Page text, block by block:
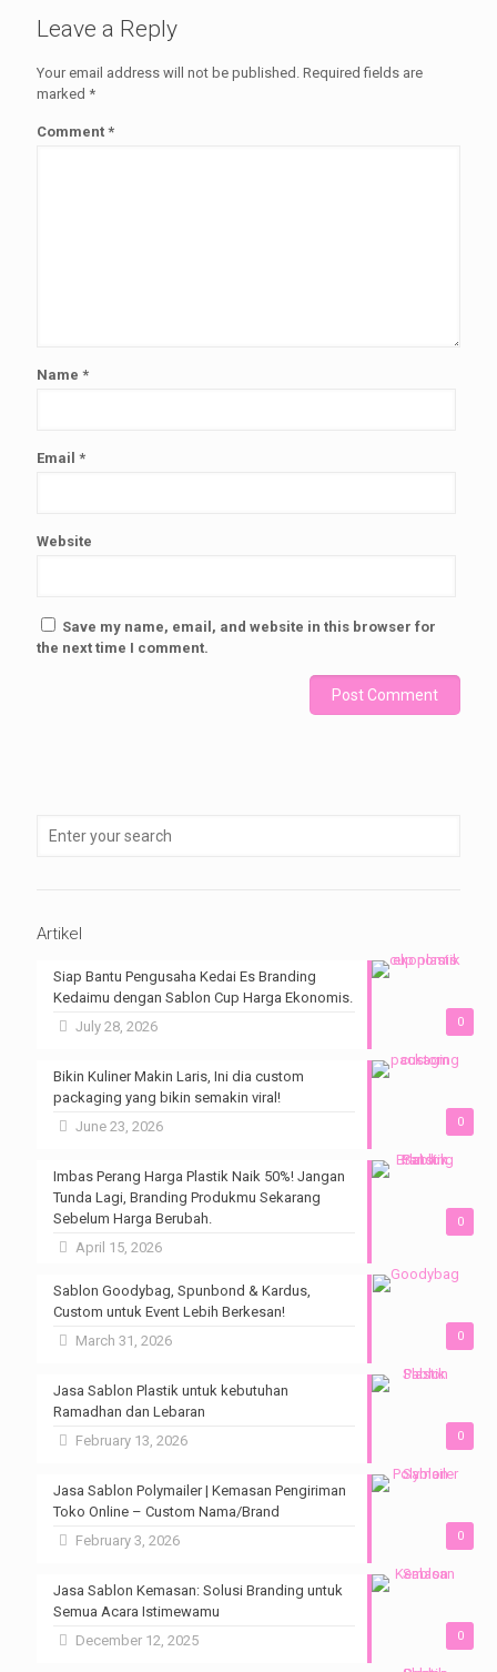
Leave a Reply
Your email address will not be published. Required fields are
marked *
Comment *
Name *
Email *
Website
Save my name, email, and website in this browser for
the next time I comment.
Artikel
0
Siap Bantu Pengusaha Kedai Es Branding
Kedaimu dengan Sablon Cup Harga Ekonomis.
July 28, 2026
0
Bikin Kuliner Makin Laris, Ini dia custom
packaging yang bikin semakin viral!
June 23, 2026
0
Imbas Perang Harga Plastik Naik 50%! Jangan
Tunda Lagi, Branding Produkmu Sekarang
Sebelum Harga Berubah.
April 15, 2026
0
Sablon Goodybag, Spunbond & Kardus,
Custom untuk Event Lebih Berkesan!
March 31, 2026
0
Jasa Sablon Plastik untuk kebutuhan
Ramadhan dan Lebaran
February 13, 2026
0
Jasa Sablon Polymailer | Kemasan Pengiriman
Toko Online – Custom Nama/Brand
February 3, 2026
0
Jasa Sablon Kemasan: Solusi Branding untuk
Semua Acara Istimewamu
December 12, 2025